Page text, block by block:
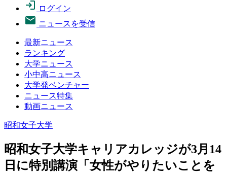
ログイン
ニュースを受信
最新ニュース
ランキング
大学ニュース
小中高ニュース
大学発ベンチャー
ニュース特集
動画ニュース
昭和女子大学
昭和女子大学キャリアカレッジが3月14
日に特別講演「女性がやりたいことを